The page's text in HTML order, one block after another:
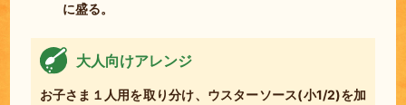
に盛る。
大人向けアレンジ
お子さま１人用を取り分け、ウスターソース(小1/2)を加